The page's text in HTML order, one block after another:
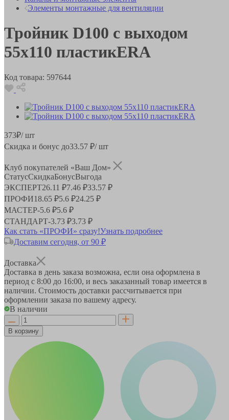
Элементы монтажные для вентиляции
Тройник D100 с выходом
55х110 пластикERA
Код товара: 597644
373₽/ шт
Скидка и бонус до33.57 ₽/ шт
Клуб покупателей «Ваш Дом»
СтатусСкидкаБонусВыгода
ЭКСПЕРТ26.11 ₽7.46 ₽33.57 ₽
ПРОФИ18.65 ₽5.6 ₽24.25 ₽
МАСТЕР-5.6 ₽5.6 ₽
СТАНДАРТ-3.73 ₽3.73 ₽
Как стать «ПРОФИ» сразу!Узнать подробнее
Доставим сегодня, от 90 ₽
Доставка
Доставка в день заказа возможна, если она оформлена в
период с 8:00 до 16:00, и весь заказанный товар имеется в
наличии. Стоимость доставки рассчитывается при
оформлении заказа по вашему адресу.
В наличии
В корзину